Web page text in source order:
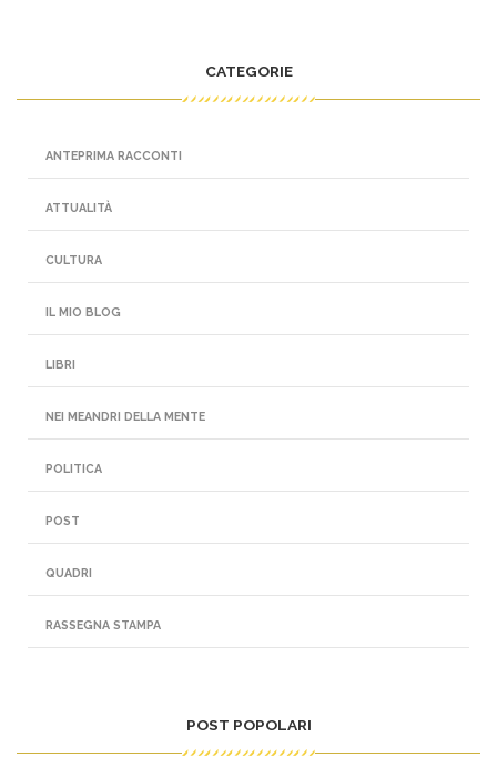
CATEGORIE
ANTEPRIMA RACCONTI
ATTUALITÀ
CULTURA
IL MIO BLOG
LIBRI
NEI MEANDRI DELLA MENTE
POLITICA
POST
QUADRI
RASSEGNA STAMPA
POST POPOLARI